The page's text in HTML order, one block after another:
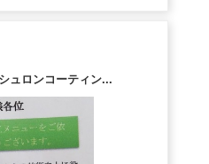
ュロンコーティン...